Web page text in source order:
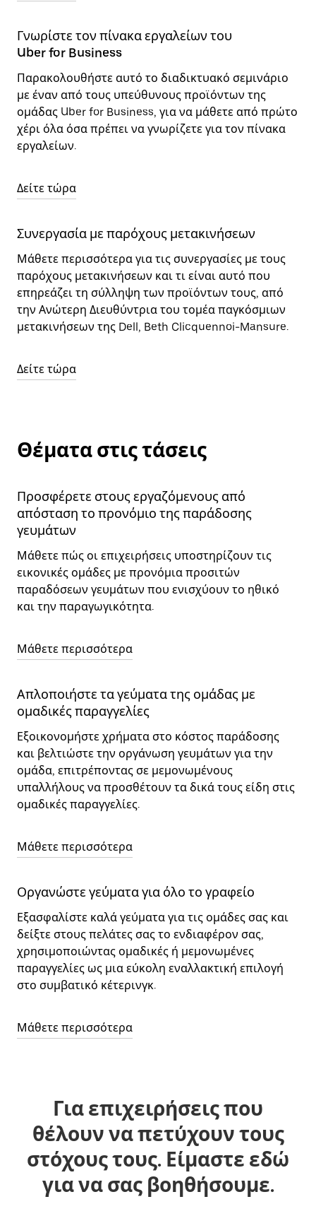
Γνωρίστε τον πίνακα εργαλείων του
Uber for Business
Παρακολουθήστε αυτό το διαδικτυακό σεμινάριο
με έναν από τους υπεύθυνους προϊόντων της
ομάδας Uber for Business, για να μάθετε από πρώτο
χέρι όλα όσα πρέπει να γνωρίζετε για τον πίνακα
εργαλείων.
Δείτε τώρα
Συνεργασία με παρόχους μετακινήσεων
Μάθετε περισσότερα για τις συνεργασίες με τους
παρόχους μετακινήσεων και τι είναι αυτό που
επηρεάζει τη σύλληψη των προϊόντων τους, από
την Ανώτερη Διευθύντρια του τομέα παγκόσμιων
μετακινήσεων της Dell, Beth Clicquennoi-Mansure.
Δείτε τώρα
Θέματα στις τάσεις
Προσφέρετε στους εργαζόμενους από
απόσταση το προνόμιο της παράδοσης
γευμάτων
Μάθετε πώς οι επιχειρήσεις υποστηρίζουν τις
εικονικές ομάδες με προνόμια προσιτών
παραδόσεων γευμάτων που ενισχύουν το ηθικό
και την παραγωγικότητα.
Μάθετε περισσότερα
Απλοποιήστε τα γεύματα της ομάδας με
ομαδικές παραγγελίες
Εξοικονομήστε χρήματα στο κόστος παράδοσης
και βελτιώστε την οργάνωση γευμάτων για την
ομάδα, επιτρέποντας σε μεμονωμένους
υπαλλήλους να προσθέτουν τα δικά τους είδη στις
ομαδικές παραγγελίες.
Μάθετε περισσότερα
Οργανώστε γεύματα για όλο το γραφείο
Εξασφαλίστε καλά γεύματα για τις ομάδες σας και
δείξτε στους πελάτες σας το ενδιαφέρον σας,
χρησιμοποιώντας ομαδικές ή μεμονωμένες
παραγγελίες ως μια εύκολη εναλλακτική επιλογή
στο συμβατικό κέτερινγκ.
Μάθετε περισσότερα
Για επιχειρήσεις που
θέλουν να πετύχουν τους
στόχους τους. Είμαστε εδώ
για να σας βοηθήσουμε.